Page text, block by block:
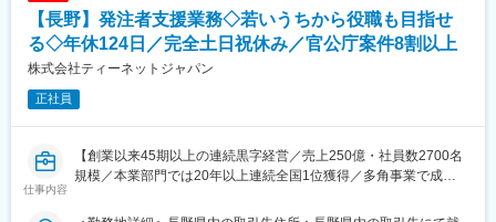
・公共事業における各種資料作成や工事費用の算出補助
・工事を実行するために必要な資料作成
・工事の施工状況チェック
・工事検査などへの参加・立ち合い
【ポジションの詳細】
※なるべくご自宅近くの案件先をご紹介できるよう努めております
・主な取引先：国土交通省、農林水産省、地方自治体、鉄道運輸
めた表記です。
【長野】発注者支援業務◇若いうちから役職も目指せ
る◇年休124日／完全土日祝休み／官公庁案件8割以上
株式会社ティーネットジャパン
正社員
仕事内容
【創業以来45期以上の連続黒字経営／売上250億・社員数2700名
規模／本業部門では20年以上連続全国1位獲得／多角事業で成長